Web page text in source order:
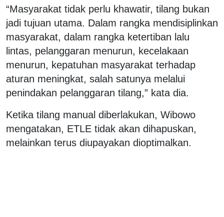
“Masyarakat tidak perlu khawatir, tilang bukan
jadi tujuan utama. Dalam rangka mendisiplinkan
masyarakat, dalam rangka ketertiban lalu
lintas, pelanggaran menurun, kecelakaan
menurun, kepatuhan masyarakat terhadap
aturan meningkat, salah satunya melalui
penindakan pelanggaran tilang,” kata dia.
Ketika tilang manual diberlakukan, Wibowo
mengatakan, ETLE tidak akan dihapuskan,
melainkan terus diupayakan dioptimalkan.